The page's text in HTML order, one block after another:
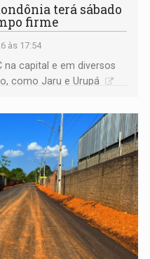
terá sábado
firme
às 17:54
na capital e em diversos
como Jaru e Urupá